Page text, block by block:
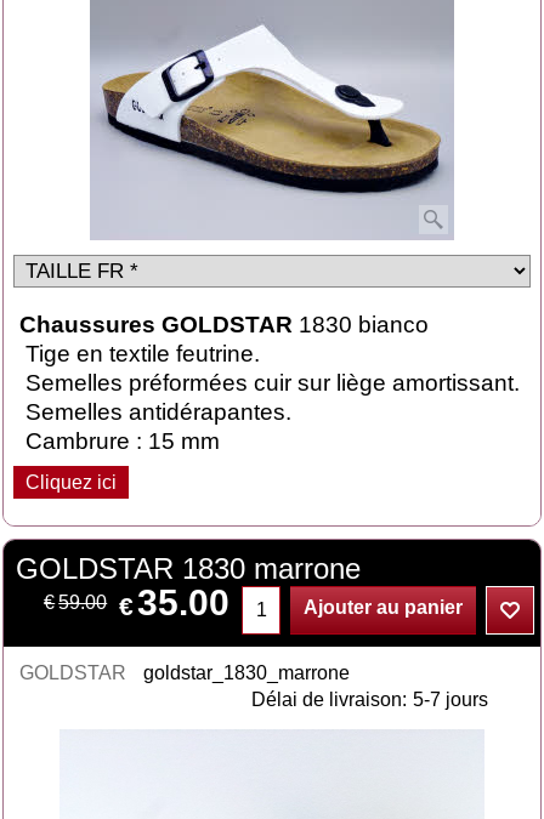
Chaussures GOLDSTAR 1830 bianco
Tige en textile feutrine.
Semelles préformées cuir sur liège amortissant.
Semelles antidérapantes.
Cambrure : 15 mm
Cliquez ici
GOLDSTAR 1830 marrone
€59.00 €35.00 Ajouter au panier
GOLDSTAR
goldstar_1830_marrone
Délai de livraison: 5-7 jours